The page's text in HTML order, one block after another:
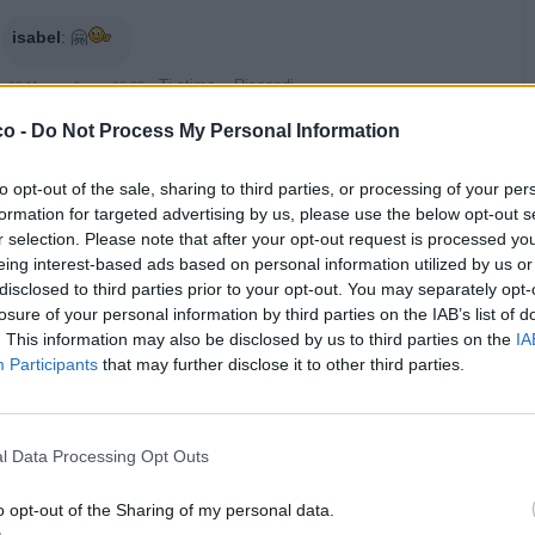
- Do Not Process My Personal Information
opt-out of the sale, sharing to third parties, or processing of your
for targeted advertising by us, please use the below opt-out
selection. Please note that after your opt-out request is processed
interest-based ads based on personal information utilized by us
to third parties prior to your opt-out. You may separately
of your personal information by third parties on the IAB’s list of
This information may also be disclosed by us to third parties on the
Participants that may further disclose it to other third parties.
Data Processing Opt Outs
opt-out of the Sharing of my personal data.
isabel: 🤗
16 Marzo alle ore 18:30·Ti stimo·Rispondi
isabel :Dai fatti vivo 🤗
24 Marzo alle ore 22:07· Ti stimo · Rispondi
Bomber9 :Buona serata vecio mio🙋‍♂️🍺
6 Maggio alle ore 21:17·Ti stimo·Rispondi
pubblicità